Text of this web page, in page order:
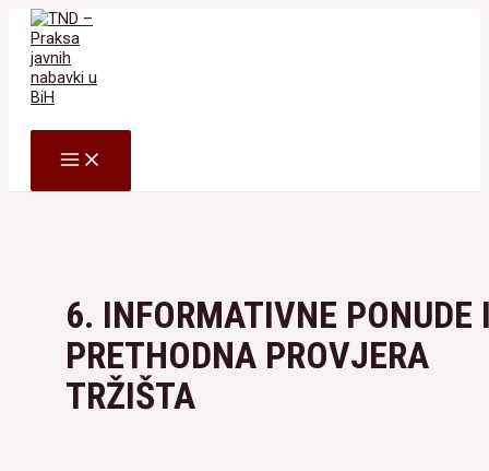
Skip
content
MAIN
MENU
6. INFORMATIVNE PONUDE
PRETHODNA PROVJERA
TRŽIŠTA